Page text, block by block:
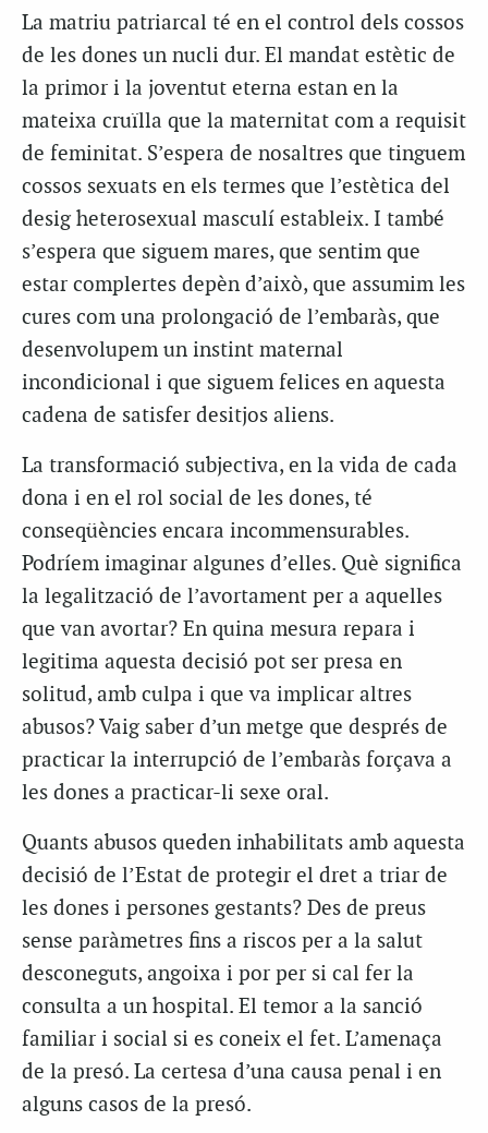
La matriu patriarcal té en el control dels cossos
de les dones un nucli dur. El mandat estètic de
la primor i la joventut eterna estan en la
mateixa cruïlla que la maternitat com a requisit
de feminitat. S’espera de nosaltres que tinguem
cossos sexuats en els termes que l’estètica del
desig heterosexual masculí estableix. I també
s’espera que siguem mares, que sentim que
estar complertes depèn d’això, que assumim les
cures com una prolongació de l’embaràs, que
desenvolupem un instint maternal
incondicional i que siguem felices en aquesta
cadena de satisfer desitjos aliens.
La transformació subjectiva, en la vida de cada
dona i en el rol social de les dones, té
conseqüències encara incommensurables.
Podríem imaginar algunes d’elles. Què significa
la legalització de l’avortament per a aquelles
que van avortar? En quina mesura repara i
legitima aquesta decisió pot ser presa en
solitud, amb culpa i que va implicar altres
abusos? Vaig saber d’un metge que després de
practicar la interrupció de l’embaràs forçava a
les dones a practicar-li sexe oral.
Quants abusos queden inhabilitats amb aquesta
decisió de l’Estat de protegir el dret a triar de
les dones i persones gestants? Des de preus
sense paràmetres fins a riscos per a la salut
desconeguts, angoixa i por per si cal fer la
consulta a un hospital. El temor a la sanció
familiar i social si es coneix el fet. L’amenaça
de la presó. La certesa d’una causa penal i en
alguns casos de la presó.